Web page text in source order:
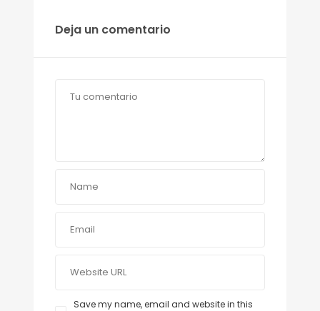
Deja un comentario
Save my name, email and website in this